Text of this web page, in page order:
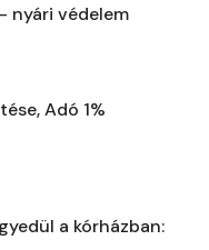
nyári védelem
Adó 1%
a kórházban: